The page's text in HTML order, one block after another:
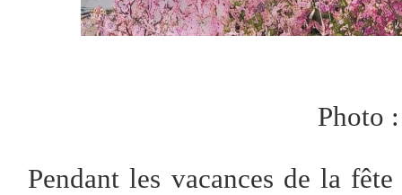
Photo
Pendant les vacances de la